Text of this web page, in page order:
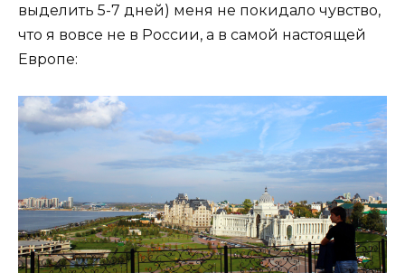
выделить 5-7 дней) меня не покидало чувство,
что я вовсе не в России, а в самой настоящей
Европе: